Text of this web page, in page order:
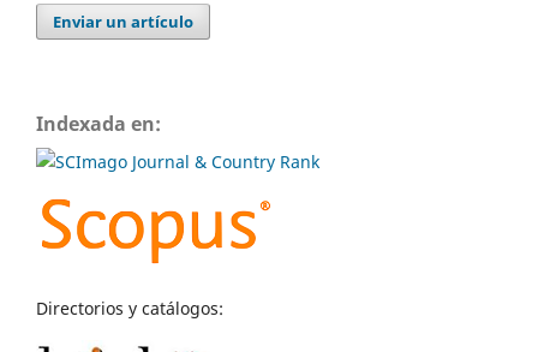
Enviar un artículo
Indexada en:
Directorios y catálogos: